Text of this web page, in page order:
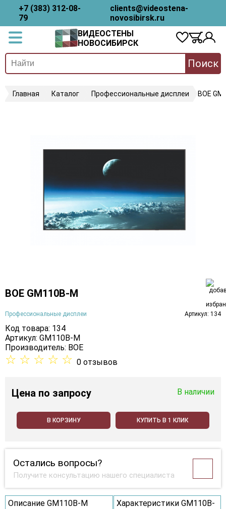
+7 (383) 312-08-
79
clients@videostena-
novosibirsk.ru
ВИДЕОСТЕНЫ
НОВОСИБИРСК
Поиск
Главная Каталог Профессиональные дисплеи BOE
BOE GM110B-M
Профессиональные дисплеи Артикул: 134
Код товара: 134
Артикул: GM110B-M
Производитель: BOE
☆ ☆ ☆ ☆ ☆ 0 отзывов
Цена по запросу В наличии
В КОРЗИНУ КУПИТЬ В 1 КЛИК
Остались вопросы?
Получите консультацию нашего специалиста
Описание GM110B-M
Характеристики GM110B-